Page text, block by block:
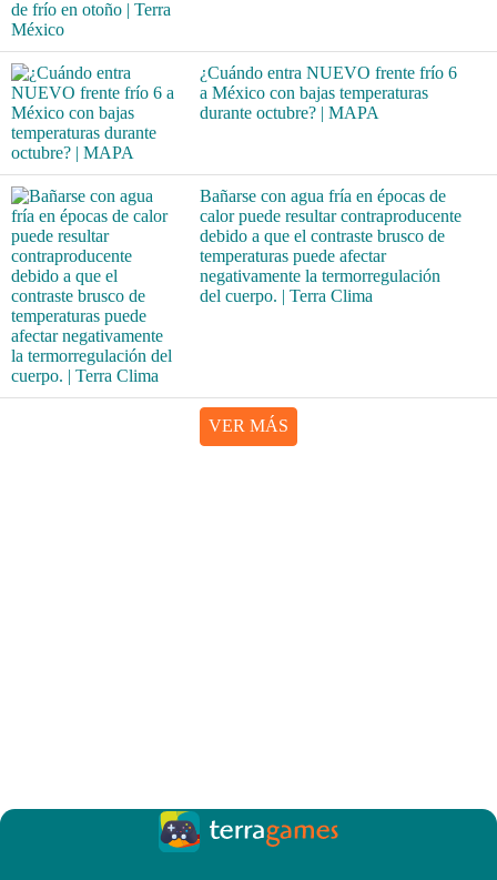
¿Cuándo entra NUEVO frente frío 6
a México con bajas temperaturas
durante octubre? | MAPA
Bañarse con agua fría en épocas de
calor puede resultar contraproducente
debido a que el contraste brusco de
temperaturas puede afectar
negativamente la termorregulación
del cuerpo. | Terra Clima
VER MÁS